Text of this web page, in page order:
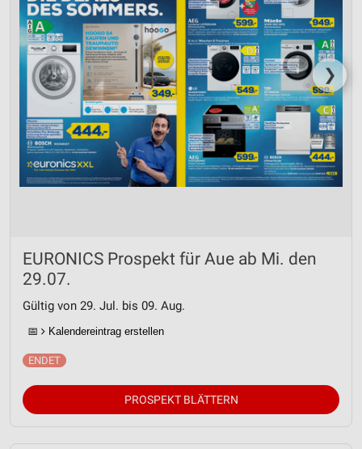
❯
EURONICS Prospekt für Aue ab Mi. den
29.07.
Gültig von 29. Jul. bis 09. Aug.
📅 Kalendereintrag erstellen
PROSPEKT BLÄTTERN